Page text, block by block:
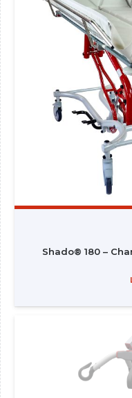
Shado® 180 –